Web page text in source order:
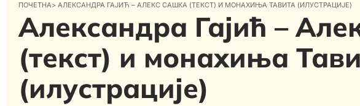
ПОЧЕТНА> АЛЕКСАНДРА ГАЈИЋ – АЛЕКС САШКА (ТЕКСТ) И МОНАХИЊА ТАВИТА (ИЛУСТРАЦИЈЕ)
Александра Гајић –
(текст) и монахиња
(илустрације)